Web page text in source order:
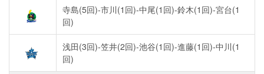
寺島(5回)-市川(1回)-中尾(1回)-鈴木(1回)-宮台(1
回)
浅田(3回)-笠井(2回)-池谷(1回)-進藤(1回)-中川(1
回)